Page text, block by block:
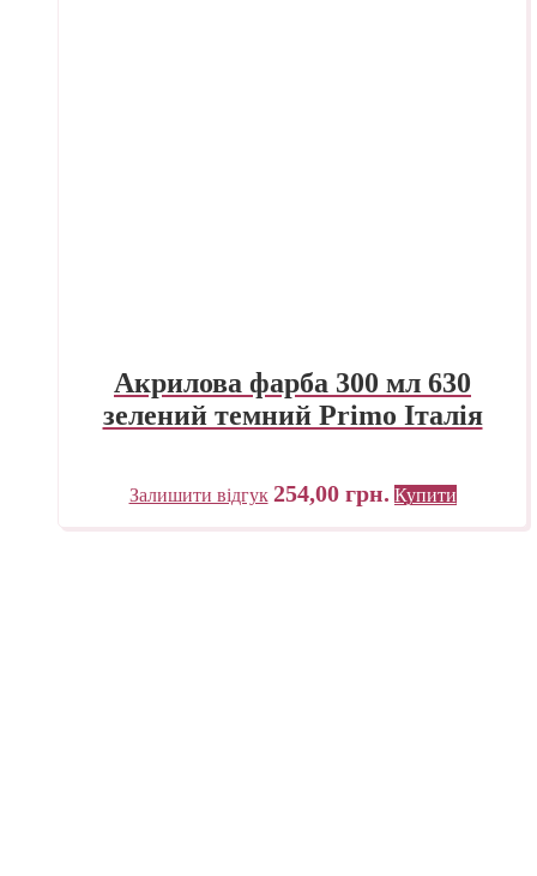
Акрилова фарба 300 мл 630
зелений темний Primo Італія
Залишити відгук 254,00 грн. Купити